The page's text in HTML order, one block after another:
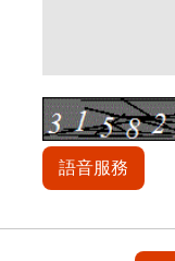
語音服務